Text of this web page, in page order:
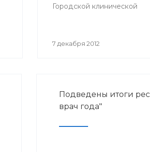
Городской клинической
7 декабря 2012
Подведены итоги
врач года"